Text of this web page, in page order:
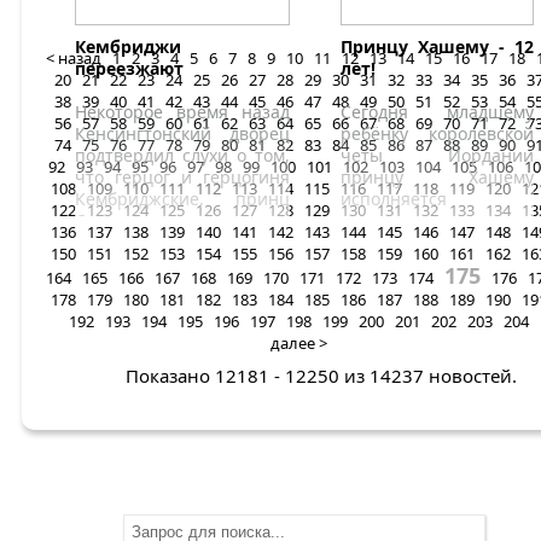
дружеский приём.
Кембриджи
переезжают
Некоторое время назад
Кенсингтонский дворец
подтвердил слухи о том,
что герцог и герцогиня
Кембриджские, принц
Джордж и принцесса
Шарлотта переедут
осенью в Лондон.
Принцу Хашему - 12
лет!
Сегодня младшему
ребёнку королевской
четы Иордании
принцу Хашему
исполняется
двенадцать лет.
Принц родился в один
день с отцом. Его
Величеству королю
Абдалле сегодня
пятьдесят пять.
< назад 1 2 3 4 5 6 7 8 9 10 11 12 13 14 15 16 17 18
20 21 22 23 24 25 26 27 28 29 30 31 32 33 34 35 36
38 39 40 41 42 43 44 45 46 47 48 49 50 51 52 53 54
56 57 58 59 60 61 62 63 64 65 66 67 68 69 70 71 72
74 75 76 77 78 79 80 81 82 83 84 85 86 87 88 89 90
92 93 94 95 96 97 98 99 100 101 102 103 104 105 106
108 109 110 111 112 113 114 115 116 117 118 119 120
122 123 124 125 126 127 128 129 130 131 132 133 134
136 137 138 139 140 141 142 143 144 145 146 147 148
150 151 152 153 154 155 156 157 158 159 160 161 162
164 165 166 167 168 169 170 171 172 173 174 175 176
178 179 180 181 182 183 184 185 186 187 188 189 190
192 193 194 195 196 197 198 199 200 201 202 203 204
далее >
Показано 12181 - 12250 из 14237 новостей.